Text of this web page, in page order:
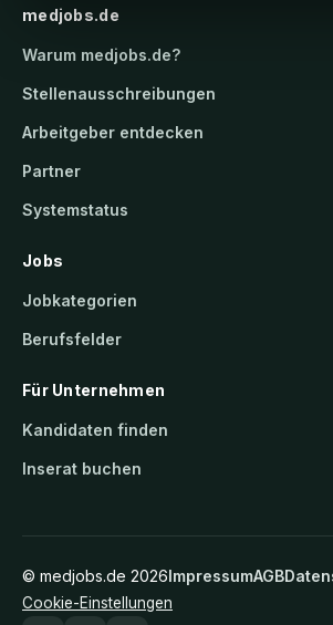
medjobs.de
Warum medjobs.de?
Stellenausschreibungen
Arbeitgeber entdecken
Partner
Systemstatus
Jobs
Jobkategorien
Berufsfelder
Für Unternehmen
Kandidaten finden
Inserat buchen
© medjobs.de 2026ImpressumAGB
Cookie-Einstellungen